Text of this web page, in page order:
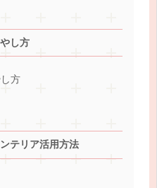
し方
方
テリア活用方法